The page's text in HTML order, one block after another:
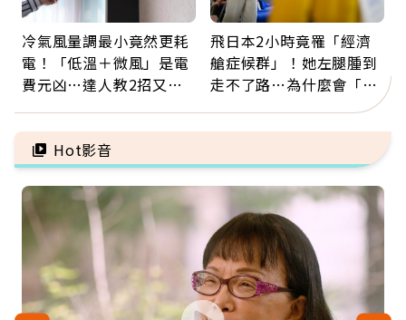
冷氣風量調最小竟然更耗
電！「低溫＋微風」是電
費元凶…達人教2招又涼
飛日本2小時竟罹「經濟
艙症候群」！她左腿腫到
走不了路…為什麼會「靜
脈血栓」？醫示警7種人
注意
Hot影音